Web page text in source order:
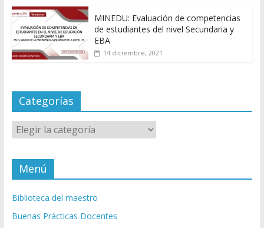
MINEDU: Evaluación de competencias
de estudiantes del nivel Secundaria y
EBA
14 diciembre, 2021
Categorías
Categorías
Menú
Biblioteca del maestro
Buenas Prácticas Docentes